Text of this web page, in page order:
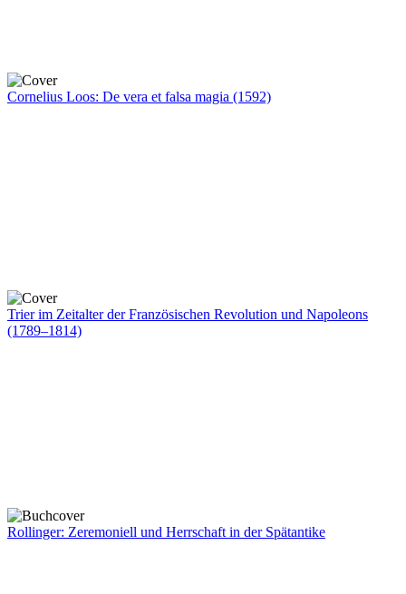
Cornelius Loos: De vera et falsa magia (1592)
Trier im Zeitalter der Französischen Revolution und Napoleons
(1789–1814)
Rollinger: Zeremoniell und Herrschaft in der Spätantike